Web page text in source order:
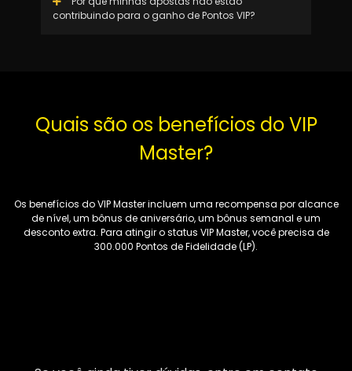
contribuindo para o ganho de Pontos VIP?
Quais são os benefícios do VIP
Master?
Os benefícios do VIP Master incluem uma recompensa por alcance
de nível, um bônus de aniversário, um bônus semanal e um
desconto extra. Para atingir o status VIP Master, você precisa de
300.000 Pontos de Fidelidade (LP).